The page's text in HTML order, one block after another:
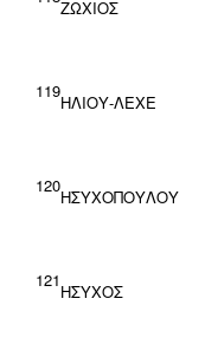
ΖΩΧΙΟΣ
119
ΗΛΙΟΥ-ΛΕΧΕ
120
ΗΣΥΧΟΠΟΥΛΟΥ
121
ΗΣΥΧΟΣ